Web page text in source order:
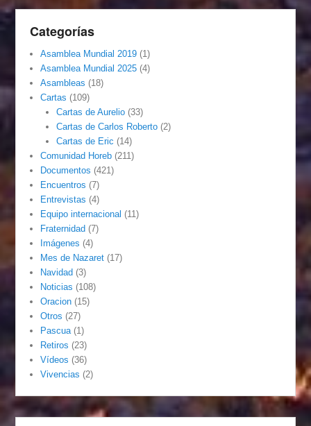
Categorías
Asamblea Mundial 2019 (1)
Asamblea Mundial 2025 (4)
Asambleas (18)
Cartas (109)
Cartas de Aurelio(33)
Cartas de Carlos Roberto(2)
Cartas de Eric (14)
Comunidad Horeb (211)
Documentos (421)
Encuentros (7)
Entrevistas (4)
Equipo internacional (11)
Fraternidad (7)
Imágenes (4)
Mes de Nazaret (17)
Navidad (3)
Noticias (108)
Oracion (15)
Otros (27)
Pascua (1)
Retiros (23)
Vídeos (36)
Vivencias (2)